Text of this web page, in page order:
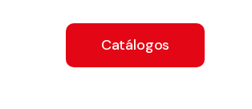
Catálogos